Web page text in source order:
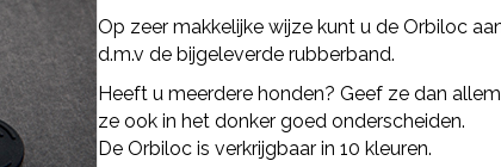
Op zeer makkelijke wijze kunt u de Orbiloc
d.m.v de bijgeleverde rubberband.
Heeft u meerdere honden? Geef ze dan
ze ook in het donker goed onderscheiden.
De Orbiloc is verkrijgbaar in 10 kleuren.